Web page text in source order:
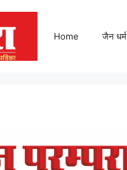
Home जैन धर्म